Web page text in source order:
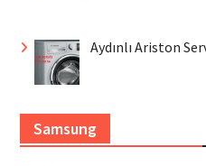
Aydınlı Ariston
Samsung